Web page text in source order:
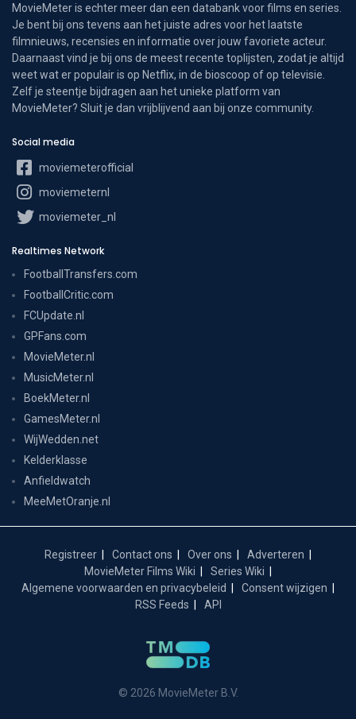
MovieMeter is echter meer dan een databank voor films en series.
Je bent bij ons tevens aan het juiste adres voor het laatste
filmnieuws, recensies en informatie over jouw favoriete acteur.
Daarnaast vind je bij ons de meest recente toplijsten, zodat je altijd
weet wat er populair is op Netflix, in de bioscoop of op televisie.
Zelf je steentje bijdragen aan het unieke platform van
MovieMeter? Sluit je dan vrijblijvend aan bij onze community.
Social media
moviemeterofficial
moviemeternl
moviemeter_nl
Realtimes Network
FootballTransfers.com
FootballCritic.com
FCUpdate.nl
GPFans.com
MovieMeter.nl
MusicMeter.nl
BoekMeter.nl
GamesMeter.nl
WijWedden.net
Kelderklasse
Anfieldwatch
MeeMetOranje.nl
Registreer Contact ons Over ons
Adverteren
MovieMeter Films Wiki
Series Wiki
Algemene voorwaarden en privacybeleid
Consent wijzigen
RSS Feeds
API
© 2026 MovieMeter B.V.